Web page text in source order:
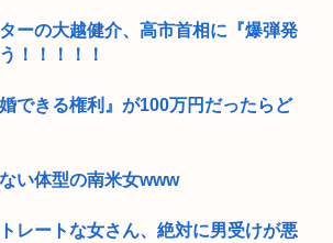
ーの大越健介、高市首相に『爆弾発
！！！！！
できる権利』が100万円だったらど
い体型の南米女www
レートな女さん、絶対に男受けが悪